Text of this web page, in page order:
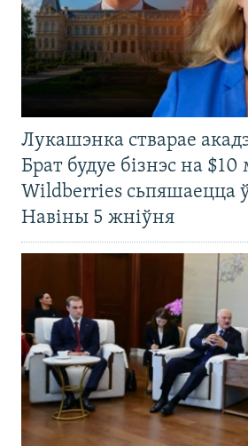
Лукашэнка стварае
Брат будуе бізнэс на
Wildberries сьпяшаецца
Навіны 5 жніўня